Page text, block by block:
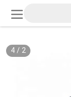
2
/
4